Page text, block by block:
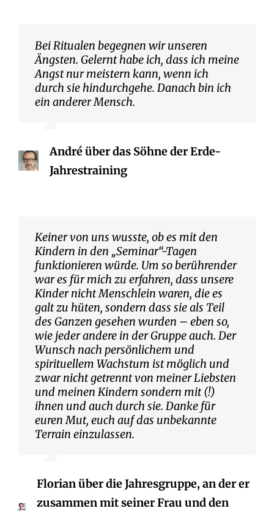
Bei Ritualen begegnen wir unseren
Ängsten. Gelernt habe ich, dass ich meine
Angst nur meistern kann, wenn ich
durch sie hindurchgehe. Danach bin ich
ein anderer Mensch.
André über das Söhne der Erde-
Jahrestraining
Keiner von uns wusste, ob es mit den
Kindern in den „Seminar“-Tagen
funktionieren würde. Um so berührender
war es für mich zu erfahren, dass unsere
Kinder nicht Menschlein waren, die es
galt zu hüten, sondern dass sie als Teil
des Ganzen gesehen wurden – eben so,
wie jeder andere in der Gruppe auch. Der
Wunsch nach persönlichem und
spirituellem Wachstum ist möglich und
zwar nicht getrennt von meiner Liebsten
und meinen Kindern sondern mit (!)
ihnen und auch durch sie. Danke für
euren Mut, euch auf das unbekannte
Terrain einzulassen.
Florian über die Jahresgruppe, an der er
zusammen mit seiner Frau und den